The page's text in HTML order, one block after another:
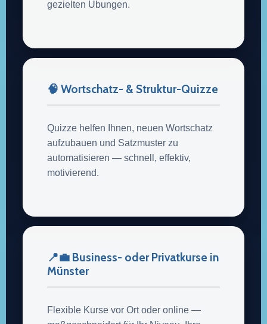
gezielten Übungen.
🧠 Wortschatz- & Struktur-Quizze
Quizze helfen Ihnen, neuen Wortschatz
aufzubauen und Satzmuster zu
automatisieren — schnell, effektiv,
motivierend.
📍💼 Business- oder Privatkurse in
Münster
Flexible Kurse vor Ort oder online —